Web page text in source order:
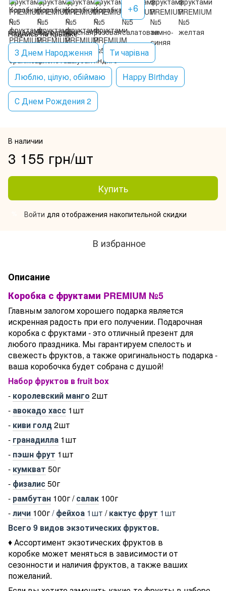
+6
Надпись на крышке
З Днем Народження Ти чарівна
Люблю, цілую, обіймаю Happy Birthday
С Днем Рождения 2
В наличии
3 155 грн/шт
Купить
Войти для отображения накопительной скидки
В избранное
Описание
Коробка с фруктами PREMIUM №5
Главным залогом хорошего подарка является
искренная радость при его получении. Подарочная
коробка с фруктами - это отличный презент для
любого праздника. Мы гарантируем спелость и
свежесть фруктов, а также оригинальность подарка -
ваша коробочка будет собрана с душой!
Набор фруктов в fruit box
- королевский манго 2шт
- авокадо хасс 1шт
- киви голд2шт
- гранадилла 1шт
- пэшн фрут 1шт
- кумкват 50г
- физалис50г
- рамбутан 100г /салак 100г
-личи 100г/фейхоа 1шт /кактус фрут 1шт
Всего 9 видов экзотических фруктов.
♦ Ассортимент экзотических фруктов в
коробке может меняться в зависимости от
сезонности и наличия фруктов, а также ваших
пожеланий.